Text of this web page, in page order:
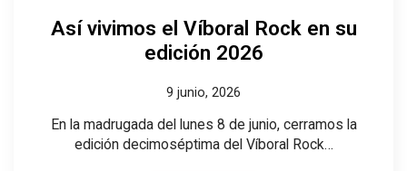
Así vivimos el Víboral Rock en su
edición 2026
9 junio, 2026
En la madrugada del lunes 8 de junio, cerramos la
edición decimoséptima del Víboral Rock…